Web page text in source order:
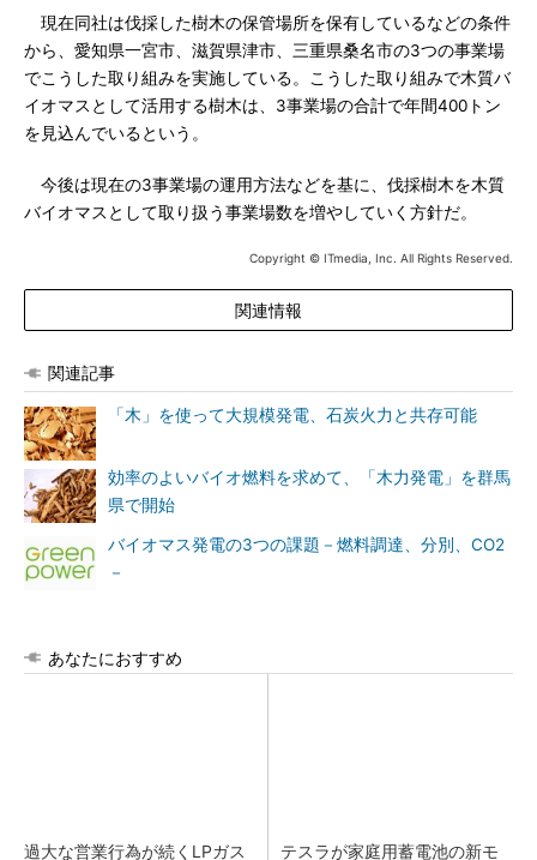
現在同社は伐採した樹木の保管場所を保有しているなどの条件
から、愛知県一宮市、滋賀県津市、三重県桑名市の3つの事業場
でこうした取り組みを実施している。こうした取り組みで木質バ
イオマスとして活用する樹木は、3事業場の合計で年間400トン
を見込んでいるという。
今後は現在の3事業場の運用方法などを基に、伐採樹木を木質
バイオマスとして取り扱う事業場数を増やしていく方針だ。
Copyright © ITmedia, Inc. All Rights Reserved.
関連情報
関連記事
「木」を使って大規模発電、石炭火力と共存可能
効率のよいバイオ燃料を求めて、「木力発電」を群馬
県で開始
バイオマス発電の3つの課題－燃料調達、分別、CO2
－
あなたにおすすめ
過大な営業行為が続くLPガス
テスラが家庭用蓄電池の新モ